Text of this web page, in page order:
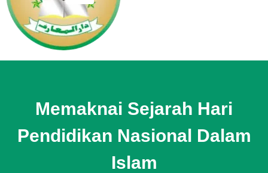
Memaknai Sejarah Hari
Pendidikan Nasional Dalam
Islam